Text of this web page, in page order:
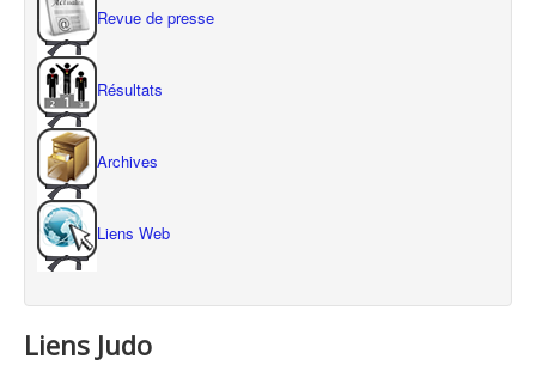
Revue de presse
Résultats
Archives
Liens Web
Liens Judo